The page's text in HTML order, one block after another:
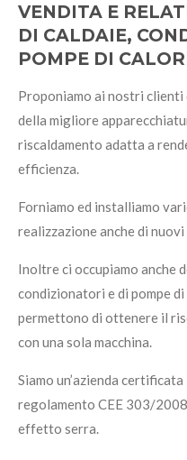
VENDITA E
DI CALDAIE,
POMPE DI
Proponiamo ai nostri
della migliore
riscaldamento adatta a
efficienza.
Forniamo ed installiamo
realizzazione anche di
Inoltre ci occupiamo anche
condizionatori e di pompe
permettono di ottenere il
con una sola macchina.
Siamo un’azienda
regolamento CEE 303/
effetto serra.